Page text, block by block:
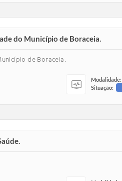
do Município de Boraceia.
de Boraceia.
Modalidade:
Situação: